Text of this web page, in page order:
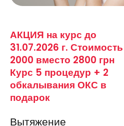
АКЦИЯ на курс до
31.07.2026 г. Стоимость
2000 вместо 2800 грн
Курс 5 процедур + 2
обкалывания ОКС в
подарок
Вытяжение